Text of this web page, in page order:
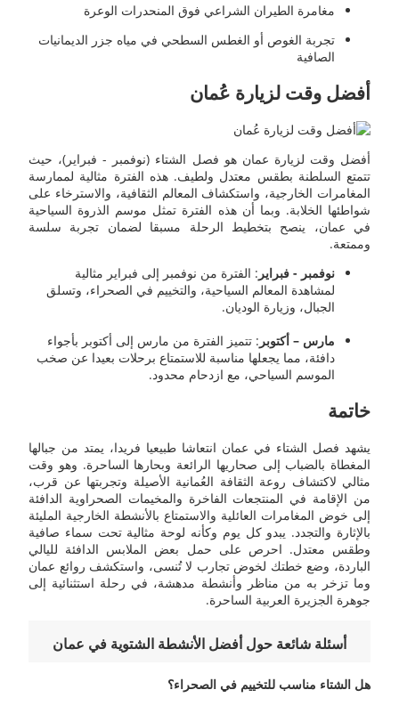
مغامرة الطيران الشراعي فوق المنحدرات الوعرة
تجربة الغوص أو الغطس السطحي في مياه جزر الديمانيات
الصافية
أفضل وقت لزيارة عُمان
أفضل وقت لزيارة عمان هو فصل الشتاء (نوفمبر - فبراير)، حيث
تتمتع السلطنة بطقس معتدل ولطيف. هذه الفترة مثالية لممارسة
المغامرات الخارجية، واستكشاف المعالم الثقافية، والاسترخاء على
شواطئها الخلابة. وبما أن هذه الفترة تمثل موسم الذروة السياحية
في عمان، ينصح بتخطيط الرحلة مسبقا لضمان تجربة سلسة
وممتعة.
نوفمبر - فبراير : الفترة من نوفمبر إلى فبراير مثالية
لمشاهدة المعالم السياحية، والتخييم في الصحراء، وتسلق
الجبال، وزيارة الوديان.
مارس – أكتوبر : تتميز الفترة من مارس إلى أكتوبر بأجواء
دافئة، مما يجعلها مناسبة للاستمتاع برحلات بعيدا عن صخب
الموسم السياحي، مع ازدحام محدود.
خاتمة
يشهد فصل الشتاء في عمان انتعاشا طبيعيا فريدا، يمتد من جبالها
المغطاة بالضباب إلى صحاريها الرائعة وبحارها الساحرة. وهو وقت
مثالي لاكتشاف روعة الثقافة العُمانية الأصيلة وتجربتها عن قرب،
من الإقامة في المنتجعات الفاخرة والمخيمات الصحراوية الدافئة
إلى خوض المغامرات العائلية والاستمتاع بالأنشطة الخارجية المليئة
بالإثارة والتجدد. يبدو كل يوم وكأنه لوحة مثالية تحت سماء صافية
وطقس معتدل. احرص على حمل بعض الملابس الدافئة لليالي
الباردة، وضع خطتك لخوض تجارب لا تُنسى، واستكشف روائع عمان
وما تزخر به من مناظر وأنشطة مدهشة، في رحلة استثنائية إلى
جوهرة الجزيرة العربية الساحرة.
أسئلة شائعة حول أفضل الأنشطة الشتوية في عمان
هل الشتاء مناسب للتخييم في الصحراء؟